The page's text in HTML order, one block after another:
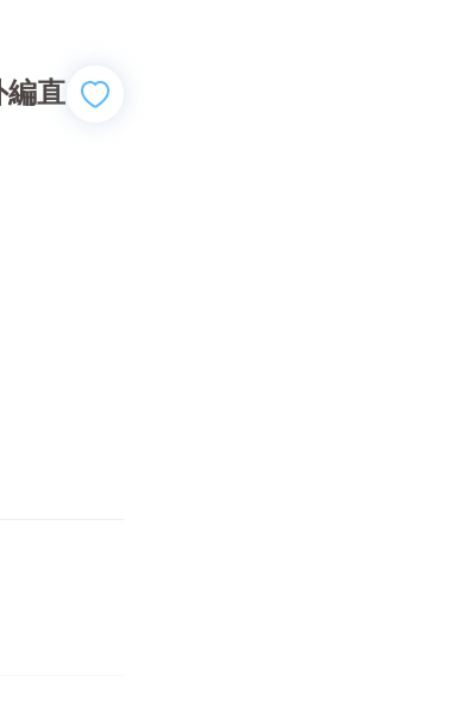
編直